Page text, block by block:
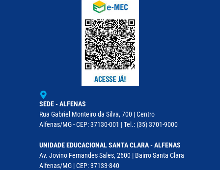
SEDE - ALFENAS
Rua Gabriel Monteiro da Silva, 700 | Centro
Alfenas/MG - CEP: 37130-001 | Tel.: (35) 3701-9000
UNIDADE EDUCACIONAL SANTA CLARA - ALFENAS
Av. Jovino Fernandes Sales, 2600 | Bairro Santa Clara
Alfenas/MG | CEP: 37133-840